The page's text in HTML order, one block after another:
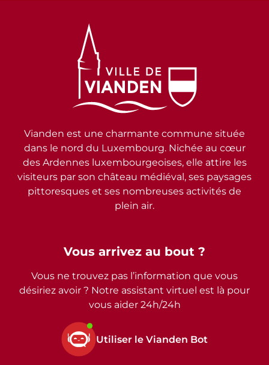
Vous arrivez au bout ?
Vous ne trouvez pas l’information que vous
désiriez avoir ? Notre assistant virtuel est là pour
vous aider 24h/24h
Utiliser le Vianden Bot
Vianden est une charmante commune située
dans le nord du Luxembourg. Nichée au cœur
des Ardennes luxembourgeoises, elle attire les
visiteurs par son château médiéval, ses paysages
pittoresques et ses nombreuses activités de
plein air.